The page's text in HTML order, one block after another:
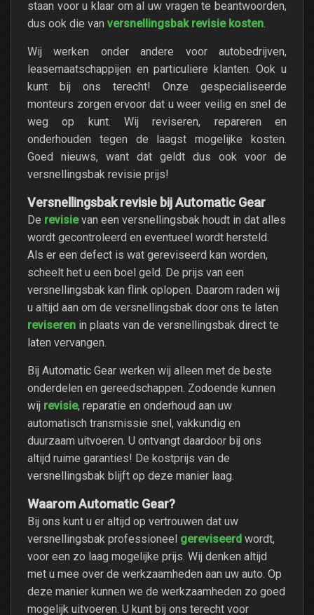
staan voor u klaar om al uw vragen te beantwoorden,
dus ook die van versnellingsbak revisie kosten
Wij werken onder andere voor autobedrijven,
leasemaatschappijen en particuliere klanten. Ook u
kunt bij ons terecht! Onze gespecialiseerde
monteurs zorgen ervoor dat u weer veilig en snel de
weg op kunt. Wij reviseren, repareren en
onderhouden tegen de laagst mogelijke kosten.
Goed nieuws, want dat geldt dus ook voor de
versnellingsbak revisie prijs!
Versnellingsbak revisie bij Automatic Gear
De revisie van een versnellingsbak houdt in dat alles
wordt gecontroleerd en eventueel wordt hersteld.
Als er een defect is wat gereviseerd kan worden,
scheelt het u een boel geld. De prijs van een
versnellingsbak kan flink oplopen. Daarom raden wij
u altijd aan om de versnellingsbak door ons te laten
reviseren in plaats van de versnellingsbak direct te
laten vervangen.
Bij Automatic Gear werken wij alleen met de beste
onderdelen en gereedschappen. Zodoende kunnen
wij revisie, reparatie en onderhoud aan uw
automatisch transmissie snel, vakkundig en
duurzaam uitvoeren. U ontvangt daardoor bij ons
altijd ruime garanties! De kostprijs van de
versnellingsbak blijft op deze manier laag.
Waarom Automatic Gear?
Bij ons kunt u er altijd op vertrouwen dat uw
versnellingsbak professioneel gereviseerd wordt,
voor een zo laag mogelijke prijs. Wij denken altijd
met u mee over de werkzaamheden aan uw auto. Op
deze manier kunnen we de werkzaamheden zo goed
mogelijk uitvoeren. U kunt bij ons terecht voor